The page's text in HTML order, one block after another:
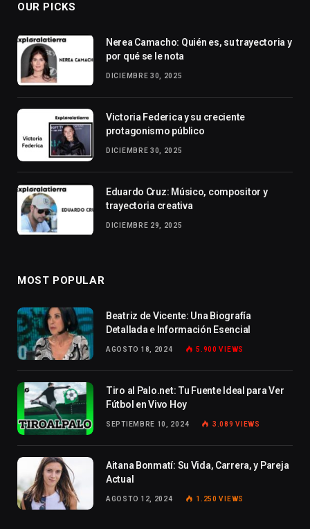
OUR PICKS
Nerea Camacho: Quién es, su trayectoria y
por qué se le nota
DICIEMBRE 30, 2025
Victoria Federica y su creciente
protagonismo público
DICIEMBRE 30, 2025
Eduardo Cruz: Músico, compositor y
trayectoria creativa
DICIEMBRE 29, 2025
MOST POPULAR
Beatriz de Vicente: Una Biografía
Detallada e Información Esencial
AGOSTO 18, 2024 5.900VIEWS
Tiro al Palo.net: Tu Fuente Ideal para Ver
Fútbol en Vivo Hoy
SEPTIEMBRE 10, 2024 3.089VIEWS
Aitana Bonmatí: Su Vida, Carrera, y Pareja
Actual
AGOSTO 12, 2024 1.250VIEWS